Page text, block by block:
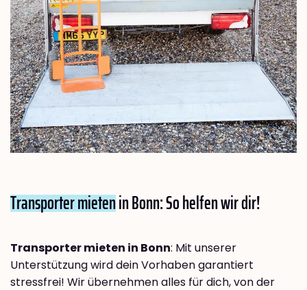
Transporter mietenin Bonn: So helfen wir dir!
Transporter mieten in Bonn: Mit unserer
Unterstützung wird dein Vorhaben garantiert
stressfrei! Wir übernehmen alles für dich, von der